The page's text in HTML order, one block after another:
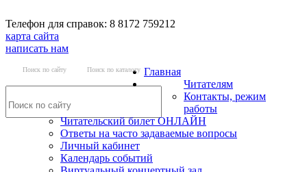
Телефон для справок: 8 8172 759212
карта сайта
написать нам
Поиск по сайту Поиск по каталогу Главная
Читателям
Контакты, режим
работы
Читательский билет ОНЛАЙН
Ответы на часто задаваемые вопросы
Личный кабинет
Календарь событий